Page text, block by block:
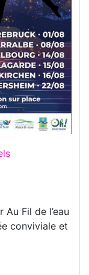
Fil de l’eau
conviviale et